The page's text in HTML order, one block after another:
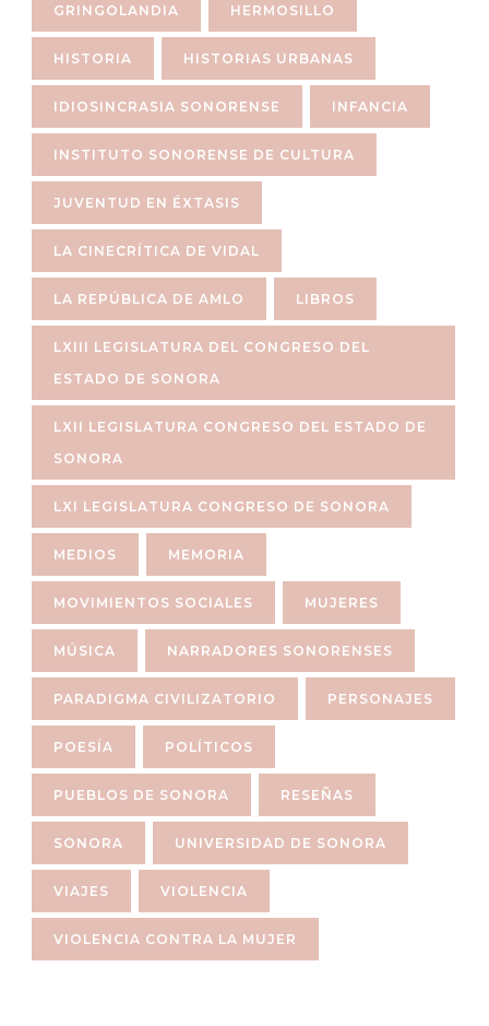
GRINGOLANDIA HERMOSILLO
HISTORIA HISTORIAS URBANAS
IDIOSINCRASIA SONORENSE INFANCIA
INSTITUTO SONORENSE DE CULTURA
JUVENTUD EN ÉXTASIS
LA CINECRÍTICA DE VIDAL
LA REPÚBLICA DE AMLO LIBROS
LXIII LEGISLATURA DEL CONGRESO DEL
ESTADO DE SONORA
LXII LEGISLATURA CONGRESO DEL ESTADO DE
SONORA
LXI LEGISLATURA CONGRESO DE SONORA
MEDIOS MEMORIA
MOVIMIENTOS SOCIALES MUJERES
MÚSICA NARRADORES SONORENSES
PARADIGMA CIVILIZATORIO PERSONAJES
POESÍA POLÍTICOS
PUEBLOS DE SONORA RESEÑAS
SONORA UNIVERSIDAD DE SONORA
VIAJES VIOLENCIA
VIOLENCIA CONTRA LA MUJER